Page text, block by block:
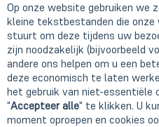
Online Store:
(öffnet
in
neuem
Tab)
Uitverkocht!
Op onze website gebruiken we
kleine tekstbestanden die
stuurt om deze tijdens uw
zijn noodzakelijk (bijvoorbeeld
andere ons helpen om u een
deze economisch te laten
het gebruik van niet-essentiële
"Accepteer alle" te klikken. U
moment oproepen en cookies